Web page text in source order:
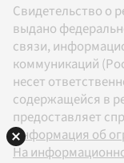
Свидетельство о
выдано
связи,
коммуникаций
несет
содержащейся в
предоставляет
Информация об
На